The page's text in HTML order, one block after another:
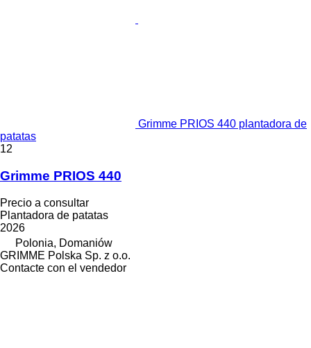
Grimme PRIOS 440 plantadora de
patatas
12
Grimme PRIOS 440
Precio a consultar
Plantadora de patatas
2026
Polonia, Domaniów
GRIMME Polska Sp. z o.o.
Contacte con el vendedor